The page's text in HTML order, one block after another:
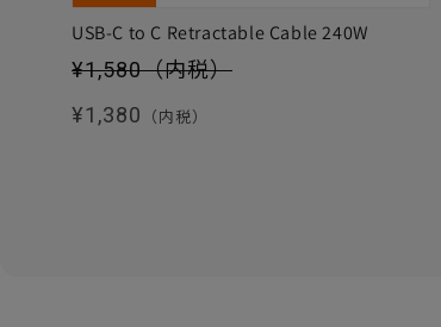
USB-C to C Retractable Cable 240W
セール価格
¥1,580（内税）
通常価格
¥1,380 （内税）